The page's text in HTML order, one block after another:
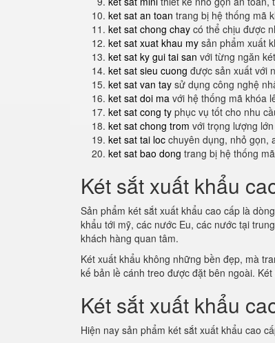
ket sat an toan trang bị hệ thống mã
ket sat chong chay có thể chịu được
ket sat xuat khau my sản phẩm xuất
ket sat ky gui tai san với từng ngăn
ket sat sieu cuong được sản xuất với
ket sat van tay sử dụng công nghệ
ket sat doi ma với hệ thống mã khóa
ket sat cong ty phục vụ tốt cho nhu
ket sat chong trom với trọng lượng
ket sat tai loc chuyên dụng, nhỏ gọn,
ket sat bao dong trang bị hệ thống
Két sắt xuất khẩu
Sản phẩm két sắt xuất khẩu cao cấp là
khẩu tới mỹ, các nước Eu, các nước tại
khách hàng quan tâm.
Két xuất khẩu không những bền đẹp, mà
kế bản lề cánh treo được đặt bên ngoài.
Két sắt xuất khẩu
Hiện nay sản phẩm két sắt xuất khẩu cao